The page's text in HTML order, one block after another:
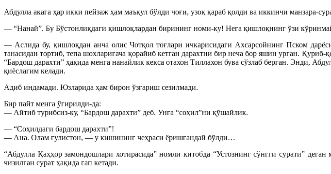
Абдулла акага ҳар икки пейзаж ҳам маъқул бўлди чоғи, узоқ қараб қолди ва иккинчи манзара-
— “Нанай”. Бу Бўстонлиқдаги қишлоқлардан бирининг номи-ку! Нега қишлоқнинг ўзи
— Аслида бу, қишлоқдан анча олис Чотқол тоғлари ичкарисидаги Ахсарсойнинг Пском
танасидан тортиб, тепа шохларигача қорайиб кетган дарахтни бир неча бор яшин урган.
“Бардош дарахти” ҳақида менга нанайлик кекса отахон Тиллахон бува сўзлаб берган. Энди,
қиёслагим келади.
Адиб индамади. Юзларида ҳам бирон ўзгариш сезилмади.
Бир пайт менга ўгирилди-да:
— Айтиб турибсиз-ку, “Бардош дарахти” деб. Унга “соҳил”ни қўшайлик.
— “Соҳилдаги бардош дарахти”!
— Ана. Олам гулистон, — у кишининг чеҳраси ёришгандай бўлди…
“Абдулла Қаҳҳор замондошлари хотирасида” номли китобда “Устознинг сўнгги сурати”
чизилган сурат ҳақида гап кетади.